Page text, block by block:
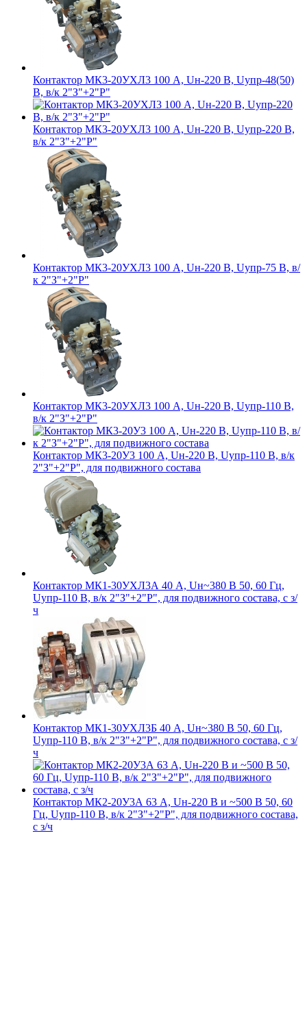
Контактор МК3-20УХЛ3 100 А, Uн-220 В, Uупр-48(50)
В, в/к 2"З"+2"Р"
Контактор МК3-20УХЛ3 100 А, Uн-220 В, Uупр-220 В,
в/к 2"З"+2"Р"
Контактор МК3-20УХЛ3 100 А, Uн-220 В, Uупр-75 В, в/
к 2"З"+2"Р"
Контактор МК3-20УХЛ3 100 А, Uн-220 В, Uупр-110 В,
в/к 2"З"+2"Р"
Контактор МК3-20У3 100 А, Uн-220 В, Uупр-110 В, в/к
2"З"+2"Р", для подвижного состава
Контактор МК1-30УХЛ3А 40 А, Uн~380 В 50, 60 Гц,
Uупр-110 В, в/к 2"З"+2"Р", для подвижного состава, с з/
ч
Контактор МК1-30УХЛ3Б 40 А, Uн~380 В 50, 60 Гц,
Uупр-110 В, в/к 2"З"+2"Р", для подвижного состава, с з/
ч
Контактор МК2-20У3А 63 А, Uн-220 В и ~500 В 50, 60
Гц, Uупр-110 В, в/к 2"З"+2"Р", для подвижного состава,
с з/ч